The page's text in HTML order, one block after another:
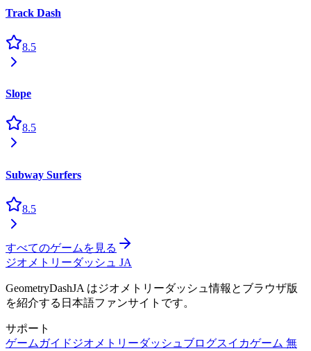
Track Dash
8.5
Slope
8.5
Subway Surfers
8.5
すべてのゲームを見る
ジオメトリーダッシュ JA
GeometryDashJA はジオメトリーダッシュ情報とブラウザ版
を紹介する日本語ファンサイトです。
サポート
ゲームガイド ジオメトリーダッシュブログスイカゲーム 無